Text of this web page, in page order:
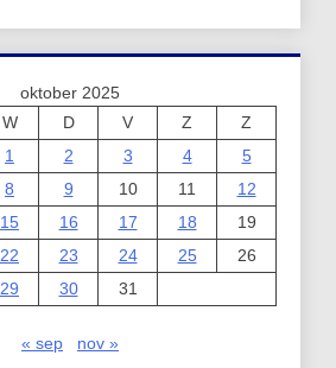
oktober 2025
W D V Z
Z
1
2 3 4
5
8 9 10 11
12
15 16 17 18
19
22 23 24 25
26
29 30 31
« sep nov »